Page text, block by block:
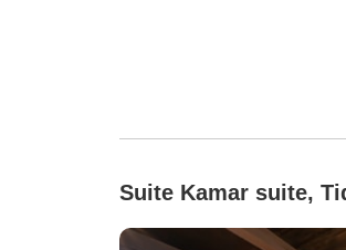
Suite Kamar suite,